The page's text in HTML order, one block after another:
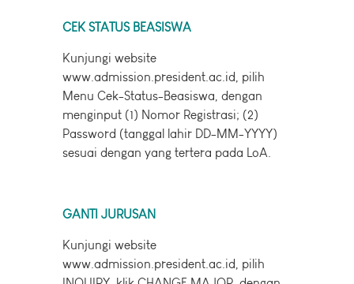
CEK STATUS BEASISWA
Kunjungi website
www.admission.president.ac.id, pilih
Menu Cek-Status-Beasiswa, dengan
menginput (1) Nomor Registrasi; (2)
Password (tanggal lahir DD-MM-YYYY)
sesuai dengan yang tertera pada LoA.
GANTI JURUSAN
Kunjungi website
www.admission.president.ac.id, pilih